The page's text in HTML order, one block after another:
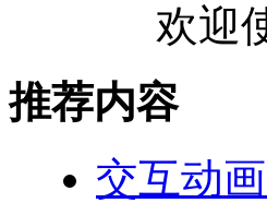
欢迎
推荐内容
交互动